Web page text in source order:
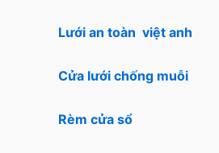
Lưới an toàn việt anh
Cửa lưới chống muỗi
Rèm cửa sổ